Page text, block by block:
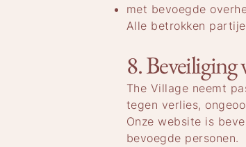
met bevoegde
Alle betrokken
8. Beveiliging
The Village neemt
tegen verlies,
Onze website is
bevoegde personen.